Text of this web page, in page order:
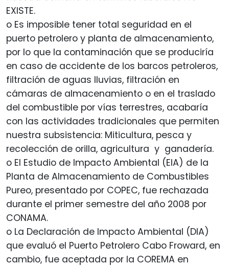
EXISTE.
o Es imposible tener total seguridad en el
puerto petrolero y planta de almacenamiento,
por lo que la contaminación que se produciría
en caso de accidente de los barcos petroleros,
filtración de aguas lluvias, filtración en
cámaras de almacenamiento o en el traslado
del combustible por vías terrestres, acabaría
con las actividades tradicionales que permiten
nuestra subsistencia: Miticultura, pesca y
recolección de orilla, agricultura y ganadería.
o El Estudio de Impacto Ambiental (EIA) de la
Planta de Almacenamiento de Combustibles
Pureo, presentado por COPEC, fue rechazada
durante el primer semestre del año 2008 por
CONAMA.
o La Declaración de Impacto Ambiental (DIA)
que evaluó el Puerto Petrolero Cabo Froward, en
cambio, fue aceptada por la COREMA en